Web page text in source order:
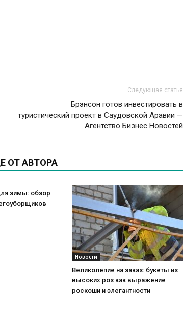
Следующая статья
Брэнсон готов инвестировать в
туристический проект в Саудовской Аравии —
Агентство Бизнес Новостей
ОТ АВТОРА
зимы: обзор
Новости
Великолепие на заказ: букеты из
высоких роз как выражение
роскоши и элегантности